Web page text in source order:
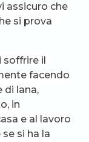
assicuro che
si prova
il
facendo
di lana,
in
e al lavoro
si ha la